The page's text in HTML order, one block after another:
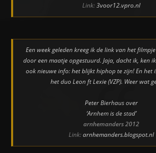
Link:3voor12.vpro.nl
Een week geleden kreeg ik de link van het
door een maatje opgestuurd. Jaja, dacht ik, ken
ook nieuwe info: het blijkt hiphop te zijn! En het
het duo Leon ft Lexie (VZP). Weer wat
Peter Bierhaus over
‘Arnhem is de stad’
arnhemanders 2012
Link:arnhemanders.blogspot.nl